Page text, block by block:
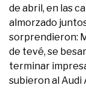
de abril, en las
almorzado
sorprendieron:
de tevé, se
terminar
subieron al Audi